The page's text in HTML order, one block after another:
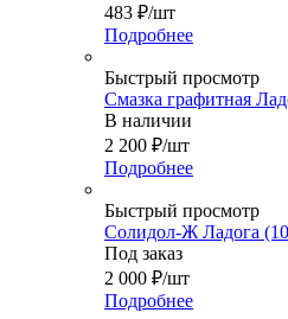
483 ₽/шт
Подробнее
Быстрый просмотр
Смазка графитная
В наличии
2 200 ₽/шт
Подробнее
Быстрый просмотр
Солидол-Ж Ладога
Под заказ
2 000 ₽/шт
Подробнее